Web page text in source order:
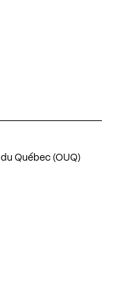
Québec (OUQ)